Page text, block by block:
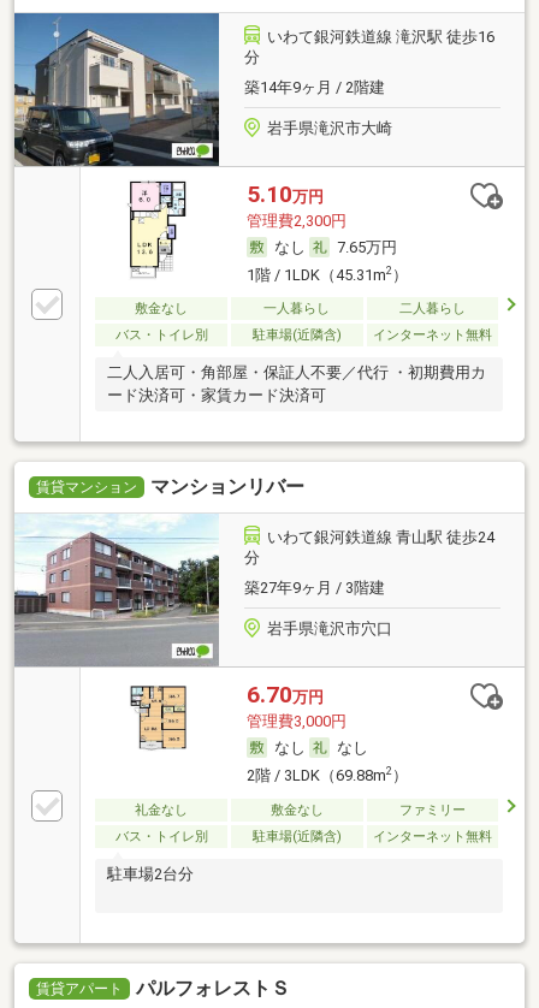
いわて銀河鉄道線 滝沢駅 徒歩16
分
築14年9ヶ月 / 2階建
岩手県滝沢市大崎
5.10万円
管理費2,300円
なし
7.65万円
1階 / 1LDK（45.31m2）
敷金なし 一人暮らし
二人暮らし
バス・トイレ別
駐車場(近隣含) インターネット無料
二人入居可・角部屋・保証人不要／代行 ・初期費用カ
ード決済可・家賃カード決済可
賃貸マンション マンションリバー
いわて銀河鉄道線 青山駅 徒歩24
分
築27年9ヶ月 / 3階建
岩手県滝沢市穴口
6.70万円
管理費3,000円
なし
なし
2階 / 3LDK（69.88m2）
礼金なし 敷金なし
ファミリー
バス・トイレ別
駐車場(近隣含) インターネット無料
駐車場2台分
賃貸アパート パルフォレストＳ